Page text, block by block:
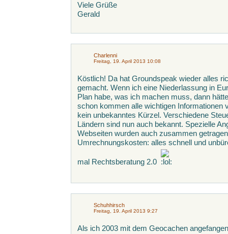
Viele Grüße
Gerald
Charlenni
Freitag, 19. April 2013 10:08
Köstlich! Da hat Groundspeak wieder alles
gemacht. Wenn ich eine Niederlassung in
Plan habe, was ich machen muss, dann
schon kommen alle wichtigen Informationen
kein unbekanntes Kürzel. Verschiedene
Ländern sind nun auch bekannt. Spezielle
Webseiten wurden auch zusammen
Umrechnungskosten: alles schnell und
mal Rechtsberatung 2.0
Schuhhirsch
Freitag, 19. April 2013 9:27
Als ich 2003 mit dem Geocachen